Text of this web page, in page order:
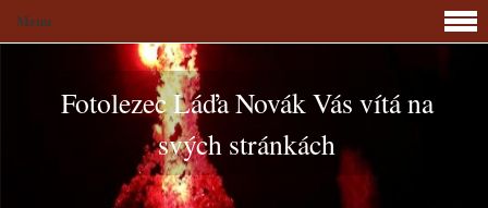
Fotolezec Láďa Novák Vás vítá na
svých stránkách
Menu